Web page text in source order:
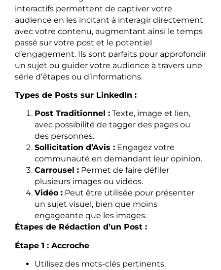
interactifs permettent de captiver votre
audience en les incitant à interagir directement
avec votre contenu, augmentant ainsi le temps
passé sur votre post et le potentiel
d’engagement. Ils sont parfaits pour approfondir
un sujet ou guider votre audience à travers une
série d’étapes ou d’informations.
Types de Posts sur LinkedIn :
Post Traditionnel : Texte, image et lien,
avec possibilité de tagger des pages ou
des personnes.
Sollicitation d’Avis : Engagez votre
communauté en demandant leur opinion.
Carrousel : Permet de faire défiler
plusieurs images ou vidéos.
Vidéo : Peut être utilisée pour présenter
un sujet visuel, bien que moins
engageante que les images.
Étapes de Rédaction d’un Post :
Étape 1 : Accroche
Utilisez des mots-clés pertinents.